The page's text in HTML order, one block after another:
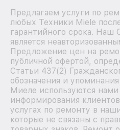
Предлагаем услуги по
любых Техники Miele
гарантийного срока. Наш
является
Предложение цен на
публичной офертой,
Статьи 437(2)
обозначения и
Миеле используются
информирования
услугах по ремонту в
которые не связаны с